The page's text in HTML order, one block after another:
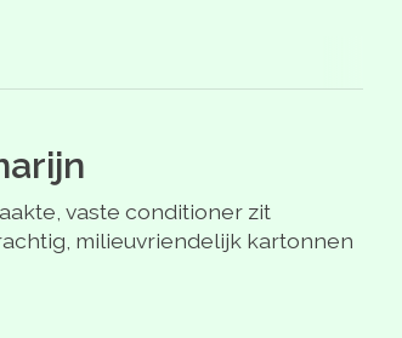
vaste conditioner zit
milieuvriendelijk kartonnen